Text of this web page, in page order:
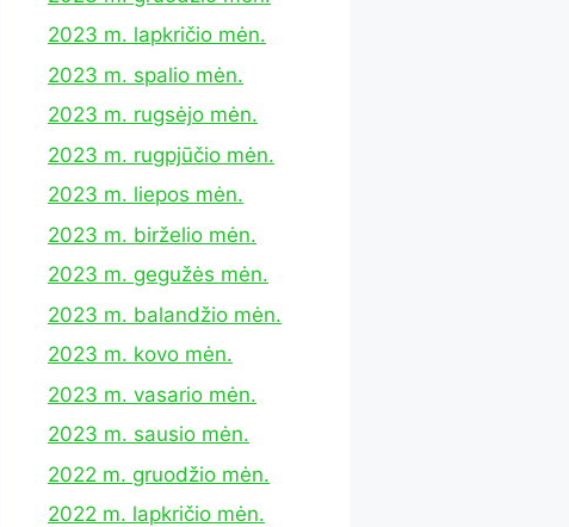
2023 m. lapkričio mėn.
2023 m. spalio mėn.
2023 m. rugsėjo mėn.
2023 m. rugpjūčio mėn.
2023 m. liepos mėn.
2023 m. birželio mėn.
2023 m. gegužės mėn.
2023 m. balandžio mėn.
2023 m. kovo mėn.
2023 m. vasario mėn.
2023 m. sausio mėn.
2022 m. gruodžio mėn.
2022 m. lapkričio mėn.